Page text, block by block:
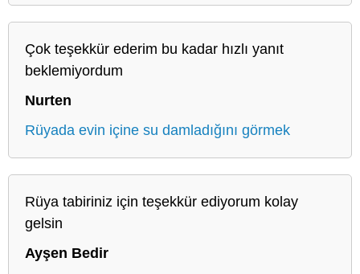
Çok teşekkür ederim bu kadar hızlı yanıt
beklemiyordum
Nurten
Rüyada evin içine su damladığını görmek
Rüya tabiriniz için teşekkür ediyorum kolay
gelsin
Ayşen Bedir